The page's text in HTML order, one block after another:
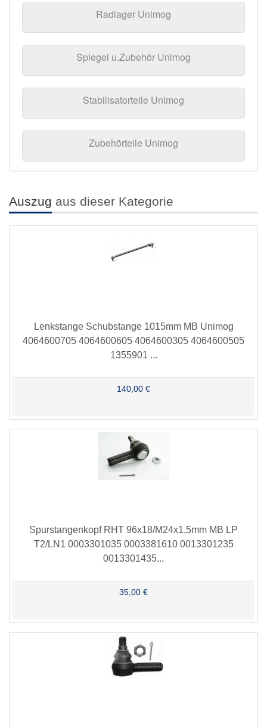
Radlager Unimog
Spiegel u.Zubehör Unimog
Stabilisatorteile Unimog
Zubehörteile Unimog
Auszug aus dieser Kategorie
Lenkstange Schubstange 1015mm MB Unimog
4064600705 4064600605 4064600305 4064600505
1355901 ...
140,00 €
Spurstangenkopf RHT 96x18/M24x1,5mm MB LP
T2/LN1 0003301035 0003381610 0013301235
0013301435...
35,00 €